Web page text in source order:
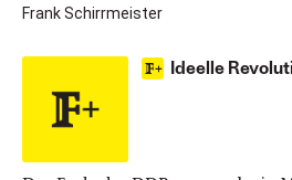
Frank Schirrmeister
Ideelle